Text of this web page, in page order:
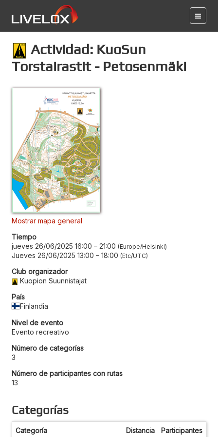
Actividad: KuoSun
Torstairastit - Petosenmäki
Mostrar mapa general
Tiempo
jueves 26/06/2025 16:00 – 21:00 Europe/Helsinki
Jueves 26/06/2025 13:00 – 18:00 Etc/UTC
Club organizador
Kuopion Suunnistajat
País
Finlandia
Nivel de evento
Evento recreativo
Número de categorías
3
Número de participantes con rutas
13
Categorías
Categoría Distancia Participantes